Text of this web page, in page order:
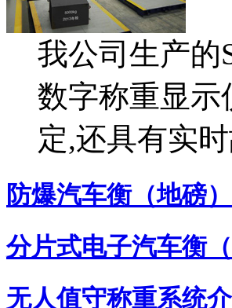
我公司生产的
数字称重显示
定,还具有实
防爆汽车衡（地磅
分片式电子汽车衡
无人值守称重系统